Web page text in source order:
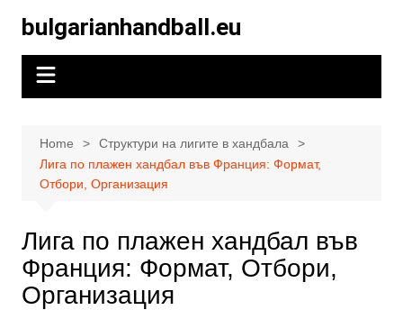
content
bulgarianhandball.eu
Home
Структури на лигите в хандбала
Лига по плажен хандбал във Франция: Формат,
Отбори, Организация
Лига по плажен хандбал във
Франция: Формат, Отбори,
Организация